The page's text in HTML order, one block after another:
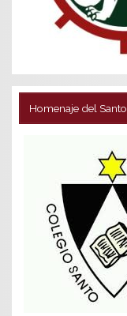
Homenaje del